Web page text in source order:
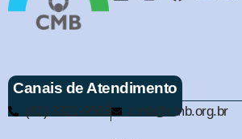
Canais de Atendimento
(61) 3321-9563 cmb@cmb.org.br